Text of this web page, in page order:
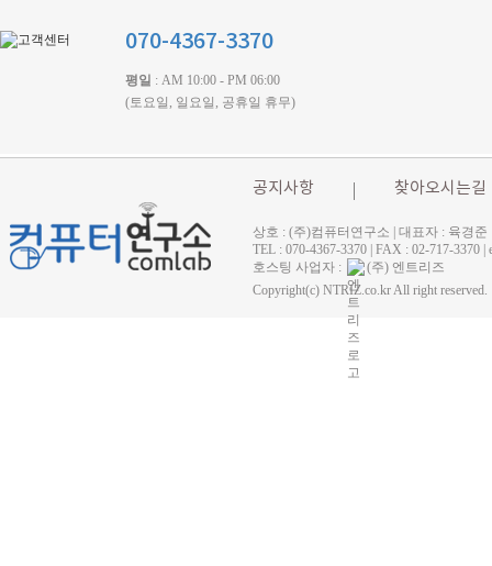
070-4367-3370
평일 : AM 10:00 - PM 06:00
(토요일, 일요일, 공휴일 휴무)
공지사항 찾아오시는길
상호 : (주)컴퓨터연구소 | 대표자 : 육경
TEL : 070-4367-3370 | FAX : 02-717-
호스팅 사업자 :
(주) 엔트리즈
Copyright(c) NTRIZ.co.kr All right reserved.